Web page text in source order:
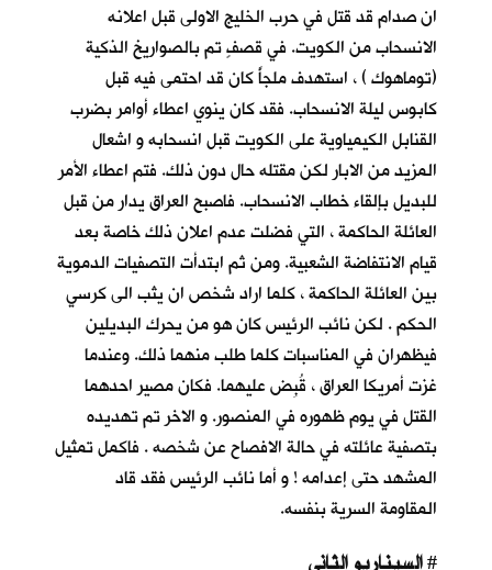
ان صدام قد قتل في حرب الخليج الاولى قبل اعلانه
الانسحاب من الكويت. في قصفٍ تم بالصواريخ الذكية
(توماهوك ) ، استهدف ملجأً كان قد احتمى فيه قبل
كابوس ليلة الانسحاب. فقد كان ينوي اعطاء أوامر بضرب
القنابل الكيمياوية على الكويت قبل انسحابه و اشعال
المزيد من الابار لكن مقتله حال دون ذلك. فتم اعطاء الأمر
للبديل بإلقاء خطاب الانسحاب. فاصبح العراق يدار من قبل
العائلة الحاكمة ، التي فضلت عدم اعلان ذلك خاصة بعد
قيام الانتفاضة الشعبية. ومن ثم ابتدأت التصفيات الدموية
بين العائلة الحاكمة ، كلما اراد شخص ان يثب الى كرسي
الحكم . لكن نائب الرئيس كان هو من يحرك البديلين
فيظهران في المناسبات كلما طلب منهما ذلك. وعندما
غزت أمريكا العراق ، قُبِض عليهما. فكان مصير احدهما
القتل في يوم ظهوره في المنصور. و الاخر تم تهديده
بتصفية عائلته في حالة الافصاح عن شخصه . فاكمل تمثيل
المشهد حتى إعدامه ! و أما نائب الرئيس فقد قاد
المقاومة السرية بنفسه.
#